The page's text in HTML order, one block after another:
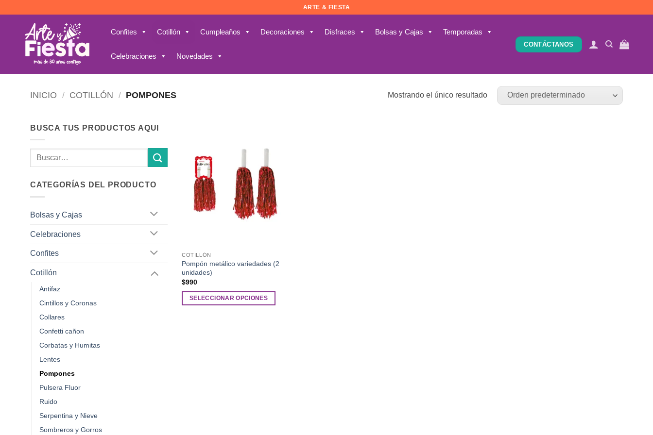
contenido
ARTE & FIESTA
Confites Cotillón Cumpleaños Decoraciones Disfraces Bolsas y Cajas Temporadas
Celebraciones Novedades
CONTÁCTANOS
INICIO / COTILLÓN / POMPONES Mostrando el único resultado
BUSCA TUS PRODUCTOS AQUI
Buscar
CATEGORÍAS DEL PRODUCTO
Bolsas y Cajas
Celebraciones
Confites
Cotillón
Antifaz
Cintillos y Coronas
Collares
Confetti cañon
Corbatas y Humitas
Lentes
Pompones
Pulsera Fluor
Ruido
Serpentina y Nieve
Sombreros y Gorros
Añadir
deseos
COTILLÓN
Pompón metálico variedades (2
unidades)
$990
SELECCIONAR OPCIONES